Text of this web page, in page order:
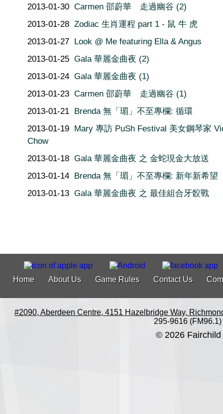
2013-01-30 Carmen 邵蔚華 走過幽谷 (2)
2013-01-28 Zodiac 生肖運程 part 1 - 鼠 牛 虎
2013-01-27 Look @ Me featuring Ella & Angus
2013-01-25 Gala 華麗金曲夜 (2)
2013-01-24 Gala 華麗金曲夜 (1)
2013-01-23 Carmen 邵蔚華 走過幽谷 (1)
2013-01-21 Brenda 無「瑂」不至專欄: 循環
2013-01-19 Mary 專訪 PuSh Festival 美女鋼琴家
Chow
2013-01-18 Gala 華麗金曲夜 之 金蛇現金大放送
2013-01-14 Brenda 無「瑂」不至專欄: 新年新希望
2013-01-13 Gala 華麗金曲夜 之 最佳組合牙骹戰
Home About Us Game Rules Contact Us
#2090, Aberdeen Centre, 4151 Hazelbridge Way,
295-9616 (FM96.1)
© 2026 Fairchild